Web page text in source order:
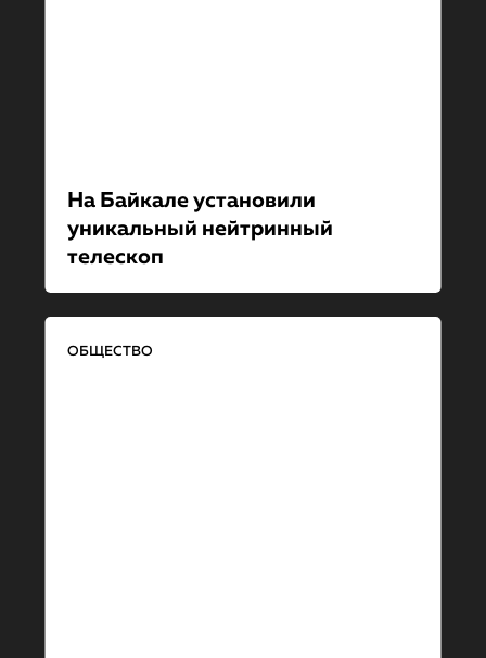
На Байкале установили
уникальный нейтринный
телескоп
ОБЩЕСТВО